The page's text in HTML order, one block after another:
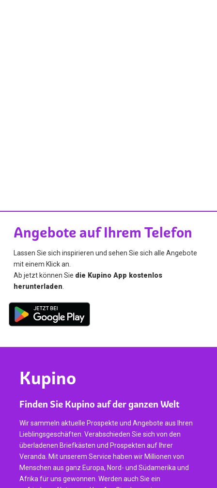
Angebote auf Ihrem Telefon
Lassen Sie sich inspirieren und sehen Sie sich alle Angebote
mit einem Klick an.
Ab jetzt können Sie die Kupino App kostenlos
herunterladen.
Kupino
Finden Sie Kupino auf der ganzen Welt
Wir sammeln aktuelle Prospekte und Angebote aus Ihren
Lieblingsgeschäften. Verabschieden Sie sich von den
überladenen Briefkästen und Prospekten auf Ihrer
Veranda. Mit unserem Service haben wir Millionen von
Menschen aus ganz Europa, Nord- und Südamerika und
Afrika für uns gewonnen. Werden auch Sie ein